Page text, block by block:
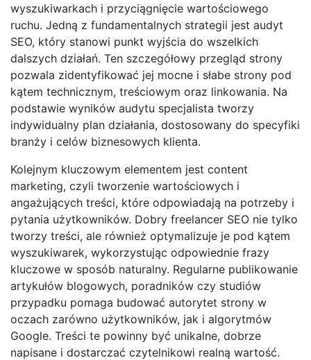
wyszukiwarkach i przyciągnięcie wartościowego
ruchu. Jedną z fundamentalnych strategii jest audyt
SEO, który stanowi punkt wyjścia do wszelkich
dalszych działań. Ten szczegółowy przegląd strony
pozwala zidentyfikować jej mocne i słabe strony pod
kątem technicznym, treściowym oraz linkowania. Na
podstawie wyników audytu specjalista tworzy
indywidualny plan działania, dostosowany do specyfiki
branży i celów biznesowych klienta.
Kolejnym kluczowym elementem jest content
marketing, czyli tworzenie wartościowych i
angażujących treści, które odpowiadają na potrzeby i
pytania użytkowników. Dobry freelancer SEO nie tylko
tworzy treści, ale również optymalizuje je pod kątem
wyszukiwarek, wykorzystując odpowiednie frazy
kluczowe w sposób naturalny. Regularne publikowanie
artykułów blogowych, poradników czy studiów
przypadku pomaga budować autorytet strony w
oczach zarówno użytkowników, jak i algorytmów
Google. Treści te powinny być unikalne, dobrze
napisane i dostarczać czytelnikowi realną wartość.